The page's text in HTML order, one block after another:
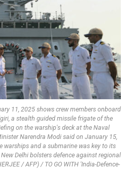
11, 2025 shows crew members onboard
a stealth guided missile frigate of the
on the warship's deck at the Naval
Narendra Modi said on January 15,
warships and a submarine was key to its
Delhi bolsters defence against regional
/ AFP) / TO GO WITH 'India-Defence-